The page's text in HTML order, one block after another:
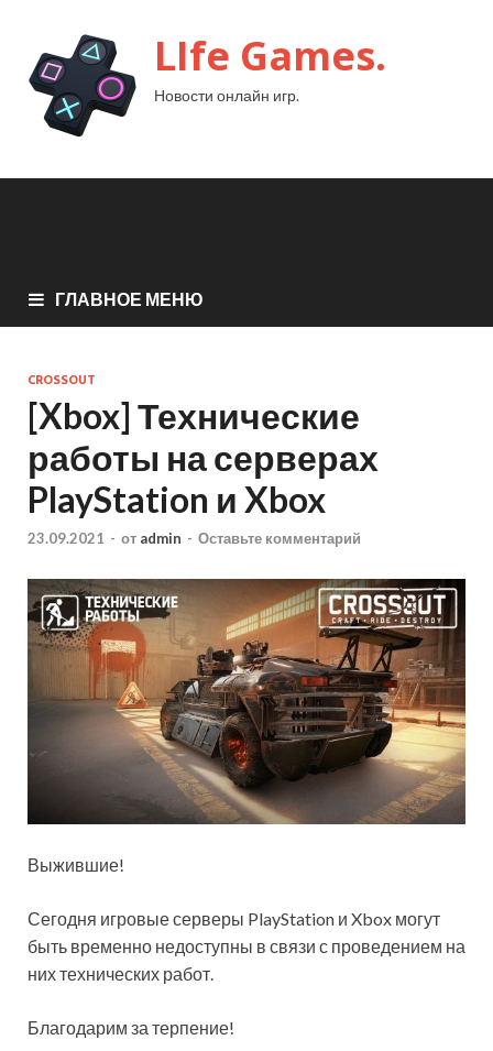
LIfe Games.
Новости онлайн игр.
ГЛАВНОЕ МЕНЮ
CROSSOUT
[Xbox] Технические
работы на серверах
PlayStation и Xbox
23.09.2021 - от admin - Оставьте комментарий
Выжившие!
Сегодня игровые серверы PlayStation и Xbox могут
быть временно недоступны в связи с проведением на
них технических работ.
Благодарим за терпение!